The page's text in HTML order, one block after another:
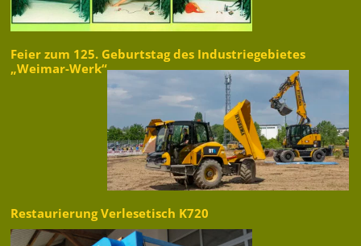
Feier zum 125. Geburtstag des Industriegebietes
„Weimar-Werk“
Restaurierung Verlesetisch K720